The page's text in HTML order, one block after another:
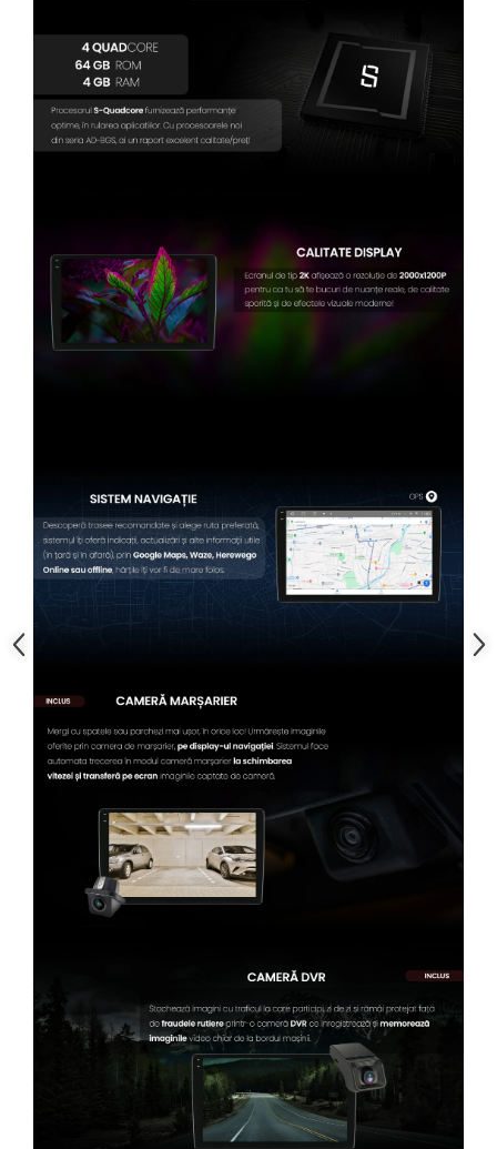
Conectică Auto
Conectică Auto
Conectică Volkswagen
Conectică Mercedes Benz
Conectică Honda
Conectică Chevrolet
Conectică Kia
Conectică Hyundai
Conectică Mitsubishi
Lumini ambientale